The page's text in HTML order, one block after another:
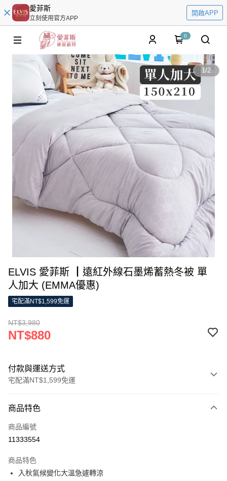
愛菲斯
立刻使用官方APP
開啟APP
0
1/2
ELVIS 愛菲斯 ┃遠紅外線石墨烯蓄熱冬被 單
人加大 (EMMA優惠)
宅配滿NT$1,599免運
NT$3,980
NT$880
付款與運送方式
宅配滿NT$1,599免運
信用卡一次付款
LINE Pay
街口支付
商品特色
商品編號
11333554
商品特色
入秋氣候變化大溫急遽轉涼